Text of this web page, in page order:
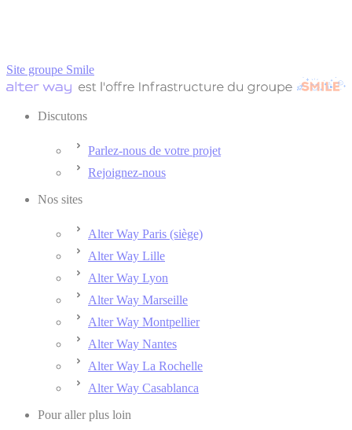
Site groupe Smile
Discutons
Parlez-nous de votre projet
Rejoignez-nous
Nos sites
Alter Way Paris (siège)
Alter Way Lille
Alter Way Lyon
Alter Way Marseille
Alter Way Montpellier
Alter Way Nantes
Alter Way La Rochelle
Alter Way Casablanca
Pour aller plus loin